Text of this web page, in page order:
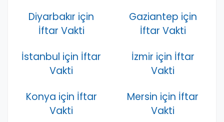
Diyarbakır için
İftar Vakti
Gaziantep için
İftar Vakti
İstanbul için İftar
Vakti
İzmir için İftar
Vakti
Konya için İftar
Vakti
Mersin için İftar
Vakti